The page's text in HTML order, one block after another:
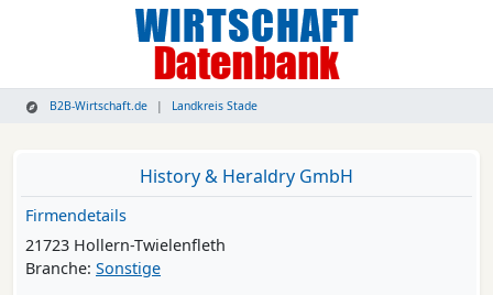
B2B-Wirtschaft.de Landkreis Stade
History & Heraldry GmbH
Firmendetails
21723 Hollern-Twielenfleth
Branche: Sonstige